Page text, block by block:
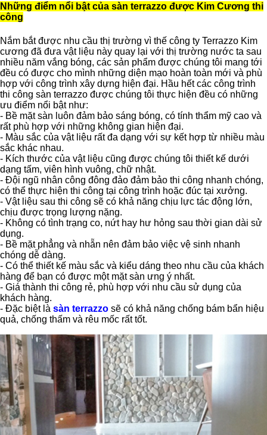
Những điểm nổi bật của sàn terrazzo được Kim Cương thi
công
Nắm bắt được nhu cầu thị trường vì thế công ty Terrazzo Kim
cương đã đưa vật liệu này quay lại với thị trường nước ta sau
nhiều năm vắng bóng, các sản phẩm được chúng tôi mang tới
đều có được cho mình những diện mạo hoàn toàn mới và phù
hợp với công trình xây dựng hiện đại. Hầu hết các công trình
thi công sàn terrazzo được chúng tôi thực hiện đều có những
ưu điểm nổi bật như:
- Bề mặt sàn luôn đảm bảo sáng bóng, có tính thẩm mỹ cao và
rất phù hợp với những không gian hiện đại.
- Màu sắc của vật liệu rất đa dạng với sự kết hợp từ nhiều màu
sắc khác nhau.
- Kích thước của vật liệu cũng được chúng tôi thiết kế dưới
dạng tấm, viên hình vuông, chữ nhật.
- Đội ngũ nhân công đông đảo đảm bảo thi công nhanh chóng,
có thể thực hiện thi công tại công trình hoặc đúc tại xưởng.
- Vật liệu sau thi công sẽ có khả năng chịu lực tác động lớn,
chịu được trọng lượng nặng.
- Không có tình trạng co, nứt hay hư hỏng sau thời gian dài sử
dụng.
- Bề mặt phẳng và nhẵn nên đảm bảo việc vệ sinh nhanh
chóng dễ dàng.
- Có thể thiết kế màu sắc và kiểu dáng theo nhu cầu của khách
hàng để bạn có được một mặt sàn ưng ý nhất.
- Giá thành thi công rẻ, phù hợp với nhu cầu sử dụng của
khách hàng.
- Đặc biệt là sàn terrazzo sẽ có khả năng chống bám bẩn hiệu
quả, chống thấm và rêu mốc rất tốt.